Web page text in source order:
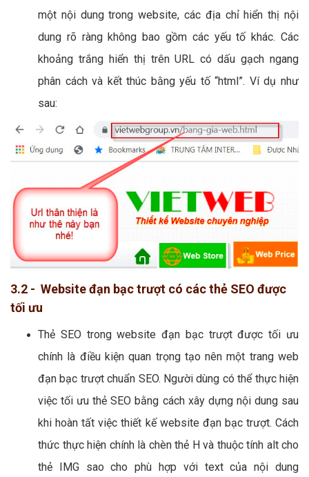
một nội dung trong website, các địa chỉ hiển thị nội
dung rõ ràng không bao gồm các yếu tố khác. Các
khoảng trắng hiển thị trên URL có dấu gạch ngang
phân cách và kết thúc bằng yếu tố “html”. Ví dụ như
sau:
3.2 - Website đạn bạc trượt có các thẻ SEO được
tối ưu
Thẻ SEO trong website đạn bạc trượt được tối ưu
chính là điều kiện quan trọng tạo nên một trang web
đạn bạc trượt chuẩn SEO. Người dùng có thể thực hiện
việc tối ưu thẻ SEO bằng cách xây dựng nội dung sau
khi hoàn tất việc thiết kế website đạn bạc trượt. Cách
thức thực hiện chính là chèn thẻ H và thuộc tính alt cho
thẻ IMG sao cho phù hợp với text của nội dung